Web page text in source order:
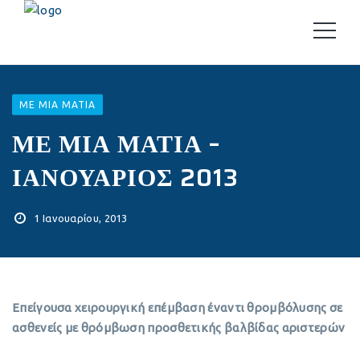
ΜΕ ΜΙΑ ΜΑΤΙΆ
ΜΕ ΜΙΑ ΜΑΤΙΑ –
ΙΑΝΟΥΑΡΙΟΣ 2013
1 Ιανουαρίου, 2013
Επείγουσα χειρουργική επέμβαση έναντι θρομβόλυσης σε
ασθενείς με θρόμβωση προσθετικής βαλβίδας αριστερών